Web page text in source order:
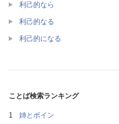
利己的なら
利己的なる
利己的になる
ことば検索ランキング
姉とボイン